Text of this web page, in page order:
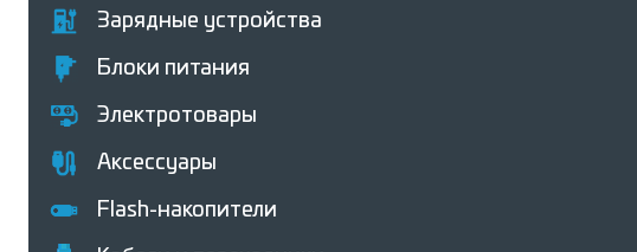
Зарядные устройства
Блоки питания
Электротовары
Аксессуары
Flash-накопители